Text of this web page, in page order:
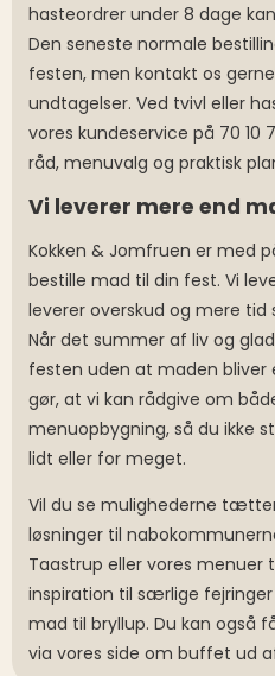
hasteordrer under 8 dage
Den seneste normale
festen, men kontakt os
undtagelser. Ved tvivl eller
vores kundeservice på 70 10
råd, menuvalg og praktisk
Vi leverer mere end
Kokken & Jomfruen er med
bestille mad til din fest. Vi
leverer overskud og mere
Når det summer af liv og
festen uden at maden bliver
gør, at vi kan rådgive om
menuopbygning, så du ikke
lidt eller for meget.
Vil du se mulighederne
løsninger til
Taastrup eller vores menuer
inspiration til særlige
mad til bryllup. Du kan også
via vores side om buffet ud